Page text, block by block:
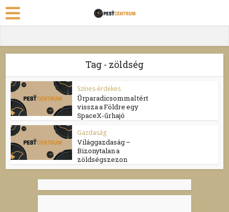
Tag - zöldség
Színes-érdekes
Űrparadicsommal tért
vissza a Földre egy
SpaceX-űrhajó
Gazdaság
Világgazdaság –
Bizonytalan a
zöldségszezon